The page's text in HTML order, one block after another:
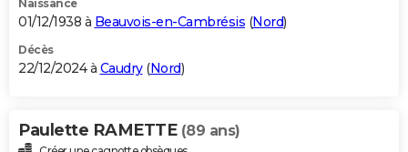
Naissance
01/12/1938 à Beauvois-en-Cambrésis (Nord)
Décès
22/12/2024 à Caudry(Nord)
Paulette RAMETTE (89 ans)